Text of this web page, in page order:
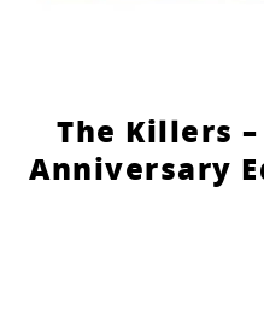
The Killers
Anniversary